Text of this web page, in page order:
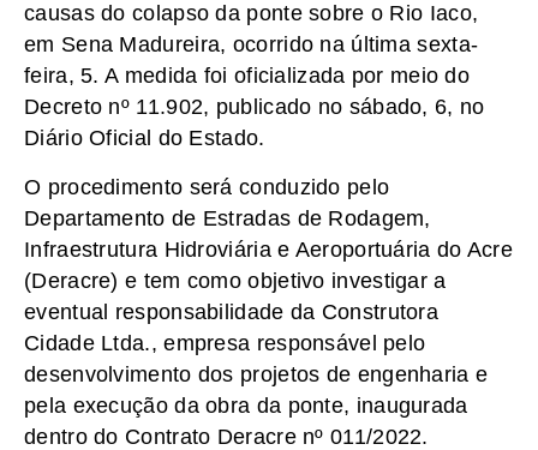
causas do colapso da ponte sobre o Rio Iaco,
em Sena Madureira, ocorrido na última sexta-
feira, 5. A medida foi oficializada por meio do
Decreto nº 11.902, publicado no sábado, 6, no
Diário Oficial do Estado.
O procedimento será conduzido pelo
Departamento de Estradas de Rodagem,
Infraestrutura Hidroviária e Aeroportuária do Acre
(Deracre) e tem como objetivo investigar a
eventual responsabilidade da Construtora
Cidade Ltda., empresa responsável pelo
desenvolvimento dos projetos de engenharia e
pela execução da obra da ponte, inaugurada
dentro do Contrato Deracre nº 011/2022.